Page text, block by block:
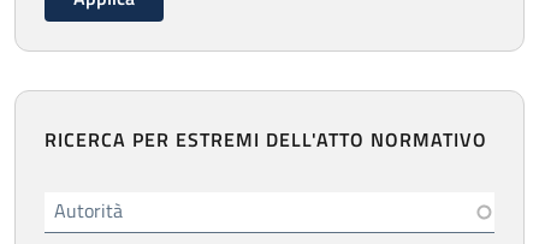
RICERCA PER ESTREMI DELL'ATTO NORMATIVO
Autorità